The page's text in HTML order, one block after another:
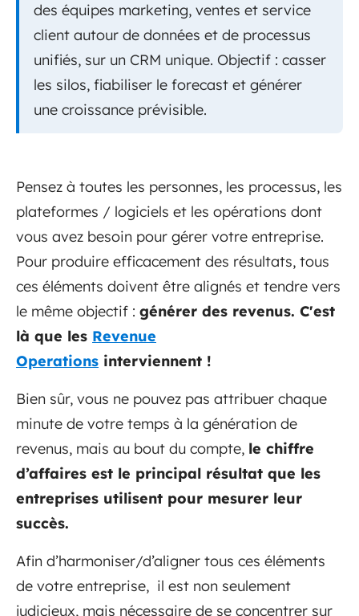
des équipes marketing, ventes et service
client autour de données et de processus
unifiés, sur un CRM unique. Objectif : casser
les silos, fiabiliser le forecast et générer
une croissance prévisible.
Pensez à toutes les personnes, les processus, les
plateformes / logiciels et les opérations dont
vous avez besoin pour gérer votre entreprise.
Pour produire efficacement des résultats, tous
ces éléments doivent être alignés et tendre vers
le même objectif : générer des revenus. C'est
là que les Revenue
Operations interviennent !
Bien sûr, vous ne pouvez pas attribuer chaque
minute de votre temps à la génération de
revenus, mais au bout du compte, le chiffre
d’affaires est le principal résultat que les
entreprises utilisent pour mesurer leur
succès.
Afin d’harmoniser/d’aligner tous ces éléments
de votre entreprise, il est non seulement
judicieux, mais nécessaire de se concentrer sur